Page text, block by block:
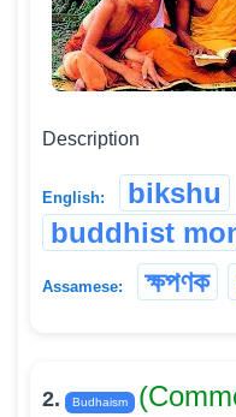
Description
English: bikshu
buddhist
Assamese: ক্ষপণক
2. Budhaism